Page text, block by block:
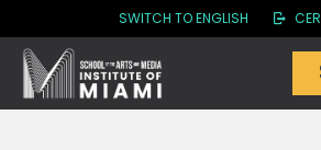
SWITCH TO ENGLISH